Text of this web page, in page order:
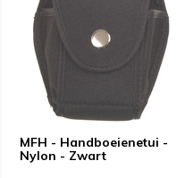
MFH - Handboeienetui -
Nylon - Zwart